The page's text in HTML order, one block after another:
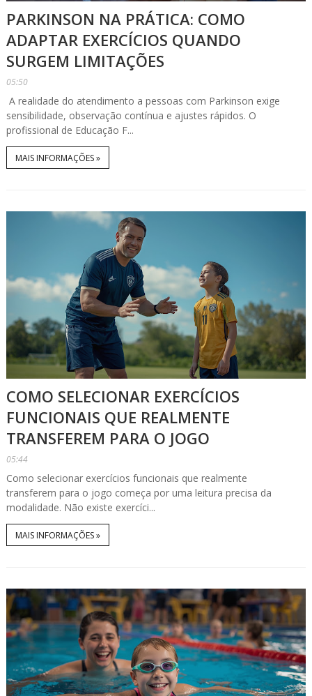
PARKINSON NA PRÁTICA: COMO
ADAPTAR EXERCÍCIOS QUANDO
SURGEM LIMITAÇÕES
05:50
A realidade do atendimento a pessoas com Parkinson exige
sensibilidade, observação contínua e ajustes rápidos. O
profissional de Educação F...
MAIS INFORMAÇÕES »
COMO SELECIONAR EXERCÍCIOS
FUNCIONAIS QUE REALMENTE
TRANSFEREM PARA O JOGO
05:44
Como selecionar exercícios funcionais que realmente
transferem para o jogo começa por uma leitura precisa da
modalidade. Não existe exercíci...
MAIS INFORMAÇÕES »